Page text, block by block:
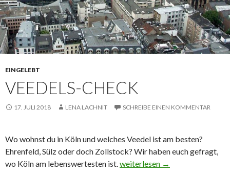
EINGELEBT
VEEDELS-CHECK
17. JULI 2018 LENA LACHNIT SCHREIBE EINEN KOMMENTAR
Wo wohnst du in Köln und welches Veedel ist am besten?
Ehrenfeld, Sülz oder doch Zollstock? Wir haben euch gefragt,
wo Köln am lebenswertesten ist. Veedels-Check
weiterlesen →